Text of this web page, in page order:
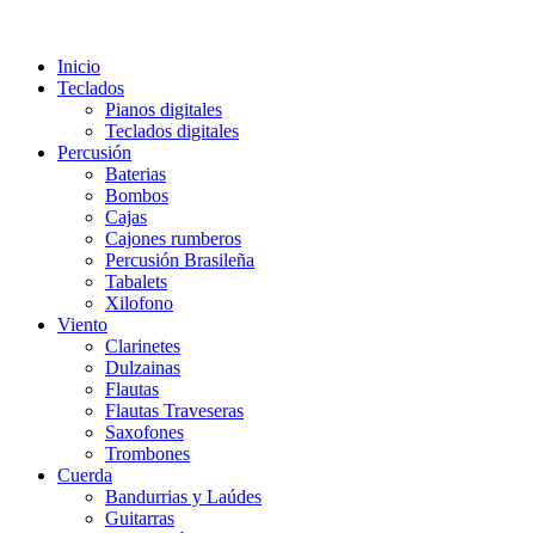
Inicio
Teclados
Pianos digitales
Teclados digitales
Percusión
Baterias
Bombos
Cajas
Cajones rumberos
Percusión Brasileña
Tabalets
Xilofono
Viento
Clarinetes
Dulzainas
Flautas
Flautas Traveseras
Saxofones
Trombones
Cuerda
Bandurrias y Laúdes
Guitarras